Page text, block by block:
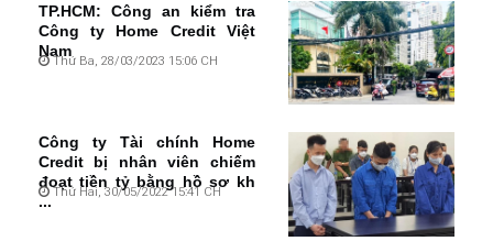
TP.HCM: Công an kiểm tra
Công ty Home Credit Việt
Nam
Thứ Ba, 28/03/2023 15:06 CH
Công ty Tài chính Home
Credit bị nhân viên chiếm
đoạt tiền tỷ bằng hồ sơ kh
...
Thứ Hai, 30/05/2022 15:41 CH